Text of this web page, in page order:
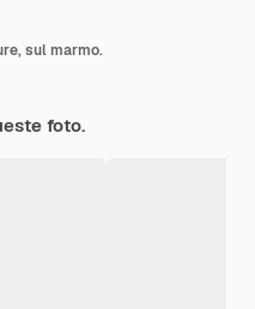
sul marmo.
foto.